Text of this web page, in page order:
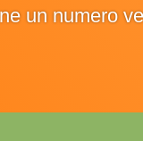
un numero